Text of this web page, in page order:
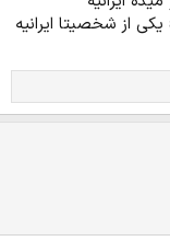
تو سریال a murder at the end of the world یکی از شخصیتا ایرانیه